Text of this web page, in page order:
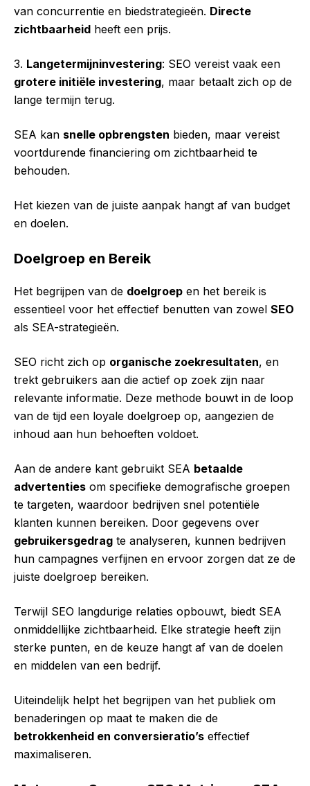
van concurrentie en biedstrategieën. Directe
zichtbaarheid heeft een prijs.
3. Langetermijninvestering: SEO vereist vaak een
grotere initiële investering, maar betaalt zich op de
lange termijn terug.
SEA kan snelle opbrengsten bieden, maar vereist
voortdurende financiering om zichtbaarheid te
behouden.
Het kiezen van de juiste aanpak hangt af van budget
en doelen.
Doelgroep en Bereik
Het begrijpen van de doelgroep en het bereik is
essentieel voor het effectief benutten van zowel SEO
als SEA-strategieën.
SEO richt zich op organische zoekresultaten, en
trekt gebruikers aan die actief op zoek zijn naar
relevante informatie. Deze methode bouwt in de loop
van de tijd een loyale doelgroep op, aangezien de
inhoud aan hun behoeften voldoet.
Aan de andere kant gebruikt SEA betaalde
advertenties om specifieke demografische groepen
te targeten, waardoor bedrijven snel potentiële
klanten kunnen bereiken. Door gegevens over
gebruikersgedrag te analyseren, kunnen bedrijven
hun campagnes verfijnen en ervoor zorgen dat ze de
juiste doelgroep bereiken.
Terwijl SEO langdurige relaties opbouwt, biedt SEA
onmiddellijke zichtbaarheid. Elke strategie heeft zijn
sterke punten, en de keuze hangt af van de doelen
en middelen van een bedrijf.
Uiteindelijk helpt het begrijpen van het publiek om
benaderingen op maat te maken die de
betrokkenheid en conversieratio’s effectief
maximaliseren.